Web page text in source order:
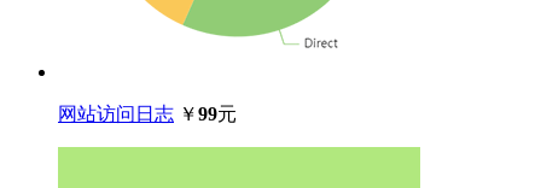
网站访问日志 ￥99元